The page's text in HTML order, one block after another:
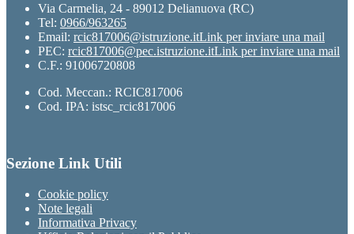
Via Carmelia, 24 - 89012 Delianuova (RC)
Tel: 0966/963265
Email: rcic817006@istruzione.itLink per inviare una mail
PEC: rcic817006@pec.istruzione.itLink per inviare una mail
C.F.: 91006720808
Cod. Meccan.: RCIC817006
Cod. IPA: istsc_rcic817006
Sezione Link Utili
Cookie policy
Note legali
Informativa Privacy